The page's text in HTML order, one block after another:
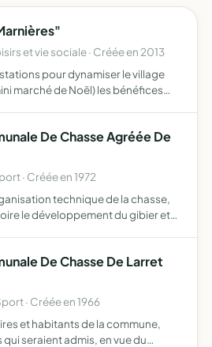
et vie sociale · Créée en 2013
pour dynamiser le village
marché de Noël) les bénéfices
De Chasse Agréée De
· Créée en 1972
technique de la chasse,
le développement du gibier et
De Chasse De Larret
· Créée en 1966
et habitants de la commune,
seraient admis, en vue du